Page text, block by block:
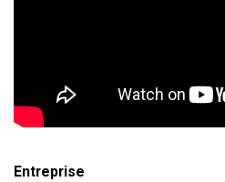
Entreprise